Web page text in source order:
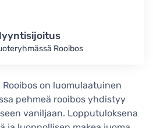
Rooibos
Rooibos on luomulaatuinen
pehmeä rooibos yhdistyy
vaniljaan. Lopputuloksena